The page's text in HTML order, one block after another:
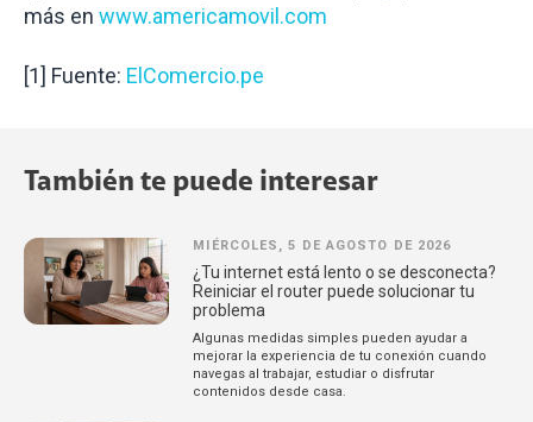
más en www.americamovil.com
[1] Fuente: ElComercio.pe
También te puede interesar
MIÉRCOLES, 5 DE AGOSTO DE 2026
¿Tu internet está lento o se desconecta?
Reiniciar el router puede solucionar tu
problema
Algunas medidas simples pueden ayudar a
mejorar la experiencia de tu conexión cuando
navegas al trabajar, estudiar o disfrutar
contenidos desde casa.